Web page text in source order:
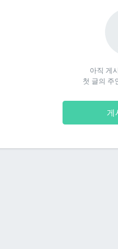
아직 게
첫 글의 주
게